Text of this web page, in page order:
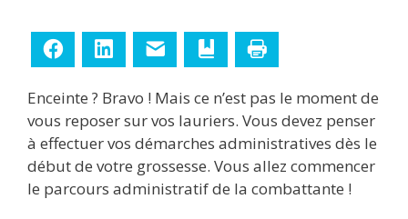
Facebook LinkedIn Ajouter aux favoris
Enceinte ? Bravo ! Mais ce n’est pas le moment de
vous reposer sur vos lauriers. Vous devez penser
à effectuer vos démarches administratives dès le
début de votre grossesse. Vous allez commencer
le parcours administratif de la combattante !